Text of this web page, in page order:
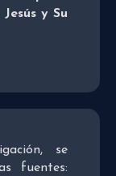
y Su
se
fuentes: